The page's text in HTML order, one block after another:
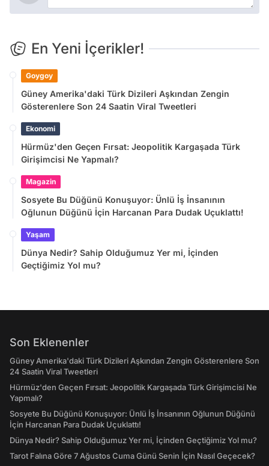
En Yeni İçerikler!
Goygoy
Güney Amerika'daki Türk Dizileri Aşkından Zengin
Gösterenlere Son 24 Saatin Viral Tweetleri
Ekonomi
Hürmüz'den Geçen Fırsat: Jeopolitik Kargaşada Türk
Girişimcisi Ne Yapmalı?
Magazin
Sosyete Bu Düğünü Konuşuyor: Ünlü İş İnsanının
Oğlunun Düğünü İçin Harcanan Para Dudak Uçuklattı!
Yaşam
Dünya Nedir? Sahip Olduğumuz Yer mi, İçinden
Geçtiğimiz Yol mu?
Son Eklenenler
Güney Amerika'daki Türk Dizileri Aşkından Zengin Gösterenlere Son
24 Saatin Viral Tweetleri
Hürmüz'den Geçen Fırsat: Jeopolitik Kargaşada Türk Girişimcisi Ne
Yapmalı?
Sosyete Bu Düğünü Konuşuyor: Ünlü İş İnsanının Oğlunun Düğünü
İçin Harcanan Para Dudak Uçuklattı!
Dünya Nedir? Sahip Olduğumuz Yer mi, İçinden Geçtiğimiz Yol mu?
Tarot Falına Göre 7 Ağustos Cuma Günü Senin İçin Nasıl Geçecek?